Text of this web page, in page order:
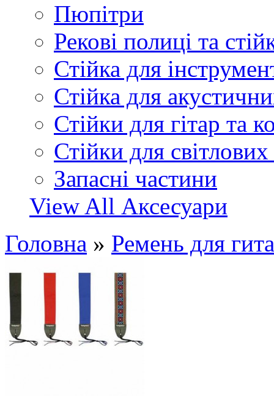
Пюпітри
Рекові полиці та
Стійка для
Стійка для
Стійки для гітар та
Стійки для
Запасні частини
View All Аксесуари
Головна » Ремень для